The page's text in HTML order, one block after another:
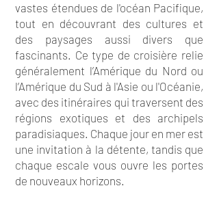
vastes étendues de l'océan Pacifique,
tout en découvrant des cultures et
des paysages aussi divers que
fascinants. Ce type de croisière relie
généralement l’Amérique du Nord ou
l’Amérique du Sud à l'Asie ou l'Océanie,
avec des itinéraires qui traversent des
régions exotiques et des archipels
paradisiaques. Chaque jour en mer est
une invitation à la détente, tandis que
chaque escale vous ouvre les portes
de nouveaux horizons.